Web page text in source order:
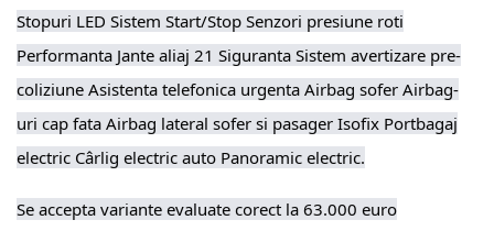
Stopuri LED Sistem Start/Stop Senzori presiune roti
Performanta Jante aliaj 21 Siguranta Sistem avertizare pre-
coliziune Asistenta telefonica urgenta Airbag sofer Airbag-
uri cap fata Airbag lateral sofer si pasager Isofix Portbagaj
electric Cârlig electric auto Panoramic electric.
Se accepta variante evaluate corect la 63.000 euro